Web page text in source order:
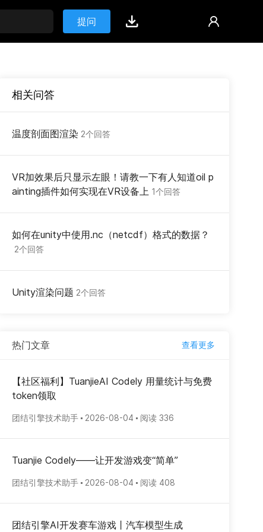
提问
相关问答
温度剖面图渲染 2个回答
VR加效果后只显示左眼！请教一下有人知道oil p
ainting插件如何实现在VR设备上 1个回答
如何在unity中使用.nc（netcdf）格式的数据？
2个回答
Unity渲染问题 2个回答
热门文章 查看更多
【社区福利】TuanjieAI Codely 用量统计与免费
token领取
团结引擎技术助手 2026-08-04 阅读 336
Tuanjie Codely——让开发游戏变“简单”
团结引擎技术助手 2026-08-04 阅读 408
团结引擎AI开发赛车游戏丨汽车模型生成